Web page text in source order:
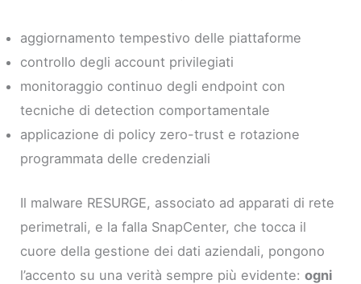
aggiornamento tempestivo delle piattaforme
controllo degli account privilegiati
monitoraggio continuo degli endpoint con
tecniche di detection comportamentale
applicazione di policy zero-trust e rotazione
programmata delle credenziali
Il malware RESURGE, associato ad apparati di rete
perimetrali, e la falla SnapCenter, che tocca il
cuore della gestione dei dati aziendali, pongono
l’accento su una verità sempre più evidente:ogni